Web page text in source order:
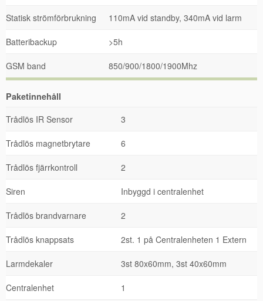
Statisk strömförbrukning 110mA vid standby, 340mA vid larm
Batteribackup >5h
GSM band 850/900/1800/1900Mhz
Paketinnehåll
Trådlös IR Sensor
3
Trådlös magnetbrytare 6
Trådlös fjärrkontroll 2
Siren Inbyggd i centralenhet
Trådlös brandvarnare 2
Trådlös knappsats 2st. 1 på Centralenheten 1 Extern
Larmdekaler 3st 80x60mm, 3st 40x60mm
Centralenhet 1